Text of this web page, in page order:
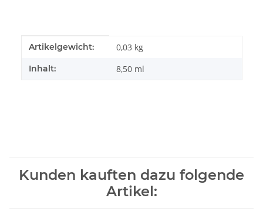
Produkteigenschaft
Wert
Artikelgewicht: 0,03 kg
Inhalt: 8,50 ml
Kunden kauften dazu folgende
Artikel: